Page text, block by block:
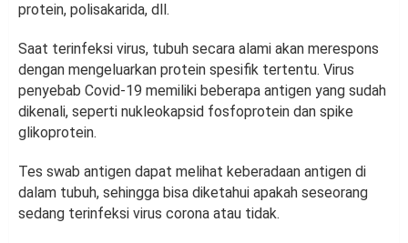
protein, polisakarida, dll.
Saat terinfeksi virus, tubuh secara alami akan merespons
dengan mengeluarkan protein spesifik tertentu. Virus
penyebab Covid-19 memiliki beberapa antigen yang sudah
dikenali, seperti nukleokapsid fosfoprotein dan spike
glikoprotein.
Tes swab antigen dapat melihat keberadaan antigen di
dalam tubuh, sehingga bisa diketahui apakah seseorang
sedang terinfeksi virus corona atau tidak.